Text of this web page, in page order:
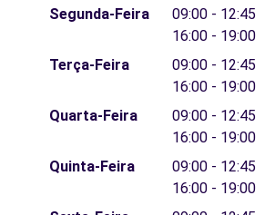
Segunda-Feira
09:00 - 12:45
16:00 - 19:00
Terça-Feira
09:00 - 12:45
16:00 - 19:00
Quarta-Feira
09:00 - 12:45
16:00 - 19:00
Quinta-Feira
09:00 - 12:45
16:00 - 19:00